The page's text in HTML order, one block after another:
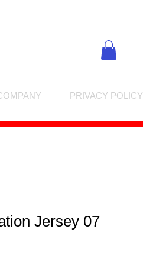
PRIVACY POLICY
Jersey 07